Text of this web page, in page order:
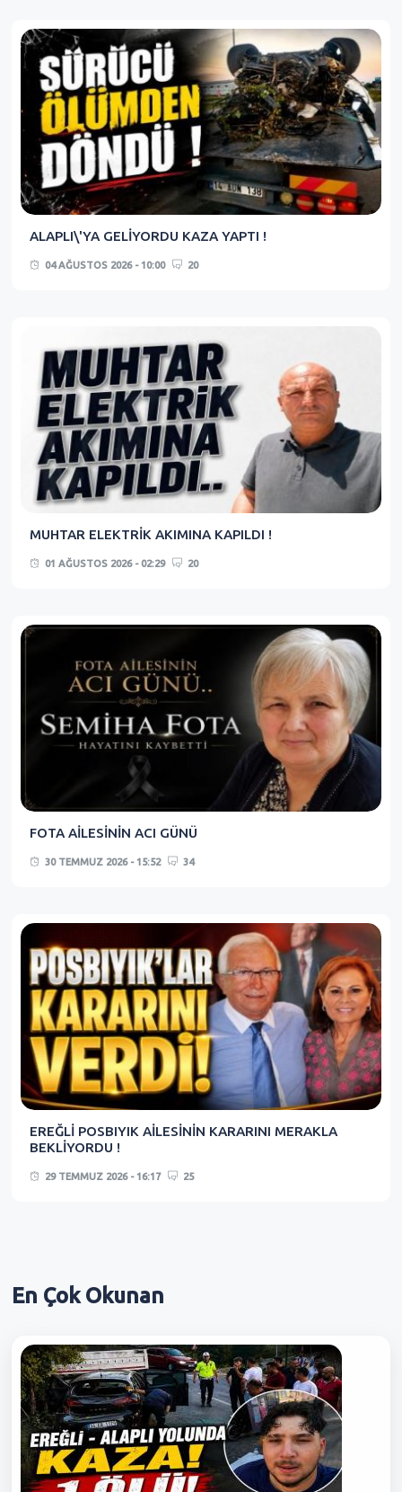
ALAPLI\'YA GELİYORDU KAZA YAPTI !
04 AĞUSTOS 2026 - 10:00 20
MUHTAR ELEKTRİK AKIMINA KAPILDI !
01 AĞUSTOS 2026 - 02:29 20
FOTA AİLESİNİN ACI GÜNÜ
30 TEMMUZ 2026 - 15:52 34
EREĞLİ POSBIYIK AİLESİNİN KARARINI MERAKLA
BEKLİYORDU !
29 TEMMUZ 2026 - 16:17 25
En ÇokOkunan